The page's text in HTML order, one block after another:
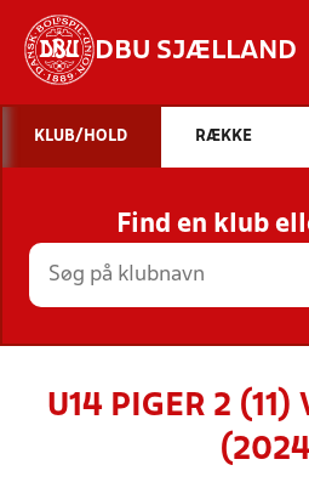
DBU SJÆLLAND
STILLINGER,
HOLD
KLUB/HOLD RÆKKE
Find en klub
U14 PIGER 2 (11)